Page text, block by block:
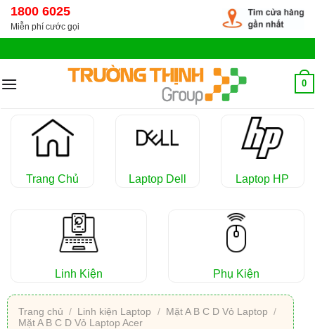
Chuyển
đến
dung
1800 6025
Miễn phí cước gọi
0
Trang Chủ Laptop Dell Laptop HP
Linh Kiện Phụ Kiện
Trang chủ / Linh kiện Laptop / Mặt A B C D Vỏ Laptop /
Mặt A B C D Vỏ Laptop Acer